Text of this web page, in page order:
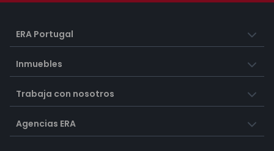
ERA Portugal
Inmuebles
Trabaja con nosotros
Agencias ERA